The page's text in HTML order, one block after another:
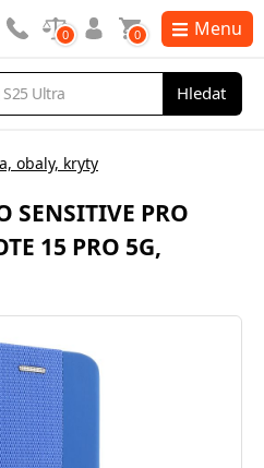
Hledat
0 0 Menu
obaly, kryty
SENSITIVE PRO
15 PRO 5G,